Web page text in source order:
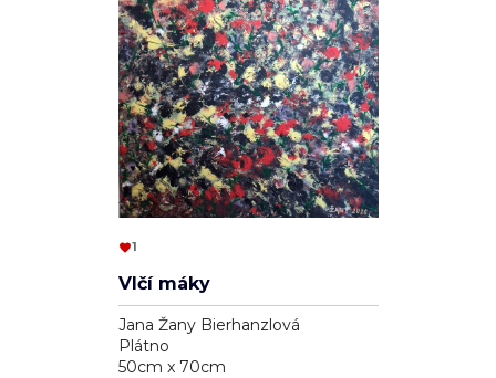
1
Vlčí máky
Jana Žany Bierhanzlová
Plátno
50cm x 70cm